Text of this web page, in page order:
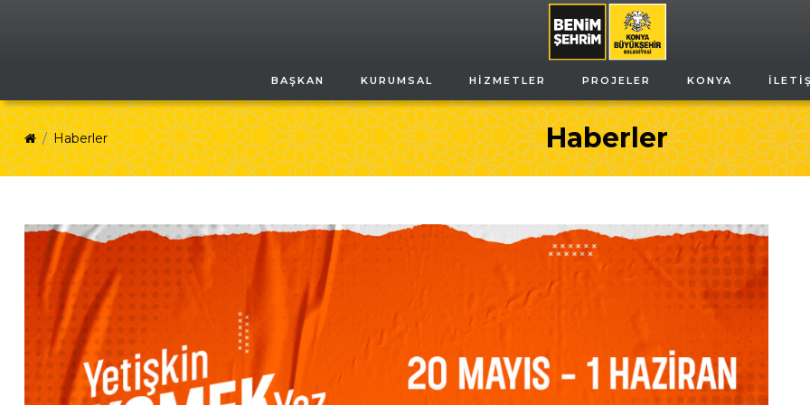
BAŞKAN KURUMSAL HIZMETLER PROJELER KONYA
Haberler
Haberler